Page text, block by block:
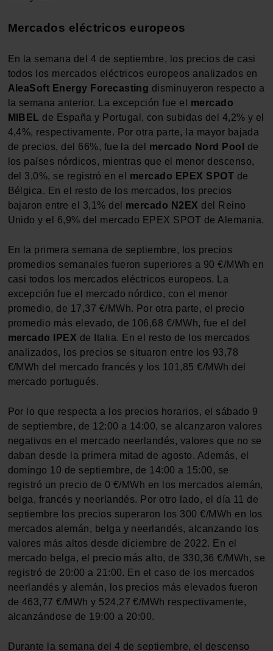
Mercados eléctricos europeos
En la semana del 4 de septiembre, los precios de casi
todos los mercados eléctricos europeos analizados en
AleaSoft Energy Forecasting disminuyeron respecto a
la semana anterior. La excepción fue el mercado
MIBEL de España y Portugal, con subidas del 4,2% y el
4,4%, respectivamente. Por otra parte, la mayor bajada
de precios, del 66%, fue la del mercado Nord Pool
de
los países nórdicos, mientras que el menor descenso,
del 3,0%, se registró en el mercado EPEX SPOT de
Bélgica. En el resto de los mercados, los precios
bajaron entre el 3,1% del mercado N2EX del Reino
Unido y el 6,9% del mercado EPEX SPOT de Alemania.
En la primera semana de septiembre, los precios
promedios semanales fueron superiores a 90 €/MWh en
casi todos los mercados eléctricos europeos. La
excepción fue el mercado nórdico, con el menor
promedio, de 17,37 €/MWh. Por otra parte, el precio
promedio más elevado, de 106,68 €/MWh, fue el del
mercado IPEX de Italia. En el resto de los mercados
analizados, los precios se situaron entre los 93,78
€/MWh del mercado francés y los 101,85 €/MWh del
mercado portugués.
Por lo que respecta a los precios horarios, el sábado 9
de septiembre, de 12:00 a 14:00, se alcanzaron valores
negativos en el mercado neerlandés, valores que no se
daban desde la primera mitad de agosto. Además, el
domingo 10 de septiembre, de 14:00 a 15:00, se
registró un precio de 0 €/MWh en los mercados alemán,
belga, francés y neerlandés. Por otro lado, el día 11 de
septiembre los precios superaron los 300 €/MWh en los
mercados alemán, belga y neerlandés, alcanzando los
valores más altos desde diciembre de 2022. En el
mercado belga, el precio más alto, de 330,36 €/MWh, se
registró de 20:00 a 21:00. En el caso de los mercados
neerlandés y alemán, los precios más elevados fueron
de 463,77 €/MWh y 524,27 €/MWh respectivamente,
alcanzándose de 19:00 a 20:00.
Durante la semana del 4 de septiembre, el descenso